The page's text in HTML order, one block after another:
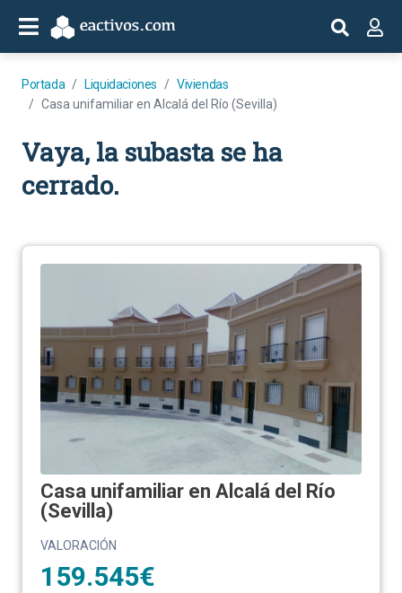
Portada Liquidaciones
Viviendas
Casa unifamiliar en Alcalá del Río (Sevilla)
Vaya, la subasta se ha
cerrado.
Casa unifamiliar en Alcalá del Río
(Sevilla)
VALORACIÓN
159.545€